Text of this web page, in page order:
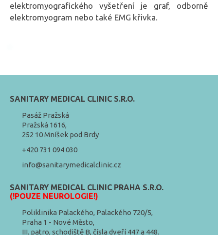
elektromyografického vyšetření je graf, odborně
elektromyogram nebo také EMG křivka.
SANITARY MEDICAL CLINIC S.R.O.
Pasáž Pražská
Pražská 1616,
252 10 Mníšek pod Brdy
+420 731 094 030
info@sanitarymedicalclinic.cz
SANITARY MEDICAL CLINIC PRAHA S.R.O.
(!POUZE NEUROLOGIE!)
Poliklinika Palackého, Palackého 720/5,
Praha 1 - Nové Město,
III. patro, schodiště B, čísla dveří 447 a 448.